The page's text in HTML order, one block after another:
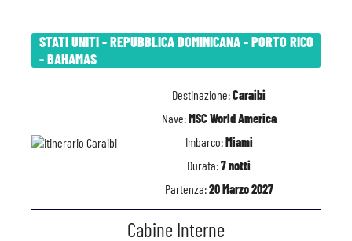
STATI UNITI - REPUBBLICA DOMINICANA - PORTO RICO
- BAHAMAS
Destinazione:Caraibi
Nave:MSC World America
Imbarco:Miami
Durata:7 notti
Partenza:20 Marzo 2027
Cabine Interne